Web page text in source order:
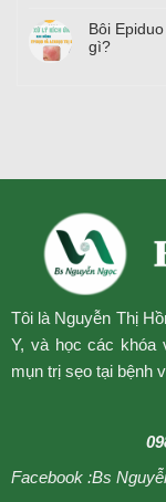
Bôi
gì?
Tôi là Nguyễn Thị
Y, và học các khóa
mụn trị sẹo tại bệnh
Facebook :Bs